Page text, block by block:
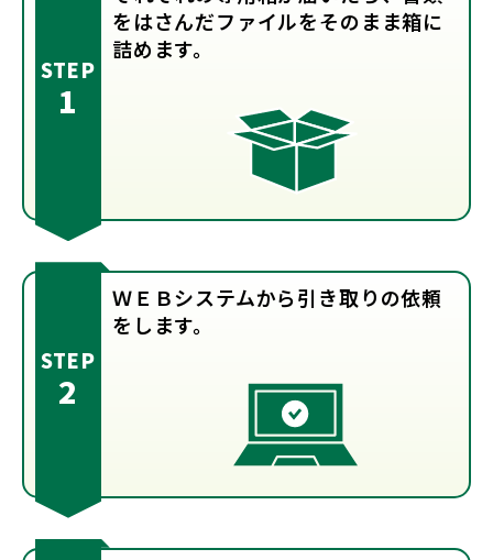
をはさんだファイルをそのまま箱に
詰めます。
ＷＥＢシステムから引き取りの依頼
をします。